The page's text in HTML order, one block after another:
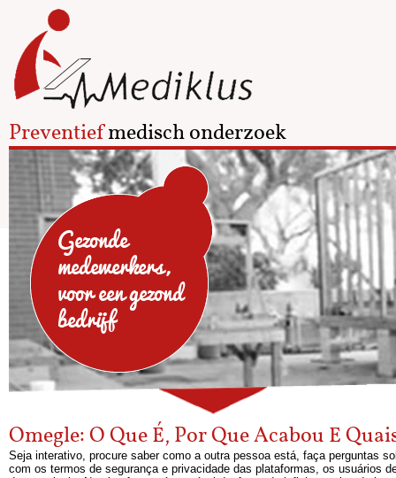
Preventiefmedisch onderzoek
Gezonde
medewerkers,
voor een gezond
bedrijf
Omegle: O Que É, Por Que Acabou E
Seja interativo, procure saber como a outra pessoa está, faça perguntas
com os termos de segurança e privacidade das plataformas, os usuários